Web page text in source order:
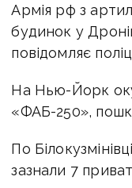
Армія рф з
будинок у
повідомляє
На Нью-Йорк
«ФАБ-250»,
По
зазнали 7